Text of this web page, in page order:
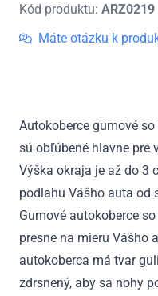
zvýšeným
okrajom
-
2015
Kód produktu: ARZ0219
Máte otázku k
Autokoberce gumové
sú obľúbené hlavne pre
Výška okraja je až do 3
podlahu Vášho auta od
Gumové autokoberce
presne na mieru Vášho
autokoberca má tvar
zdrsnený, aby sa nohy